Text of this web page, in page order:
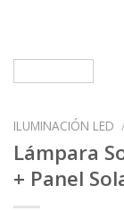
ILUMINACIÓN LED
Lámpara
+ Panel